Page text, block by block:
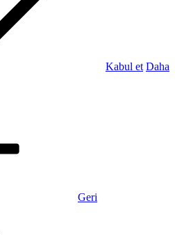
Kabul et Daha
Geri